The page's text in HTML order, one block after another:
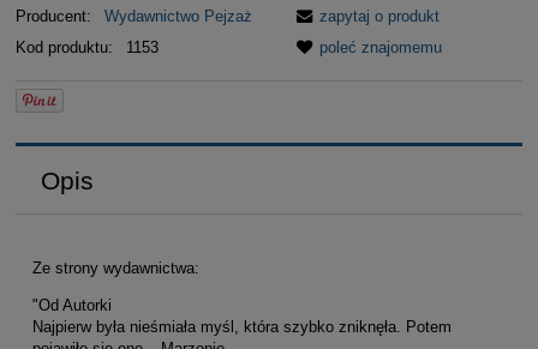
Producent:
Wydawnictwo Pejzaż
Kod produktu:
1153
zapytaj o produkt
poleć znajomemu
Opis
Ze strony wydawnictwa:
"Od Autorki
Najpierw była nieśmiała myśl, która szybko zniknęła. Potem